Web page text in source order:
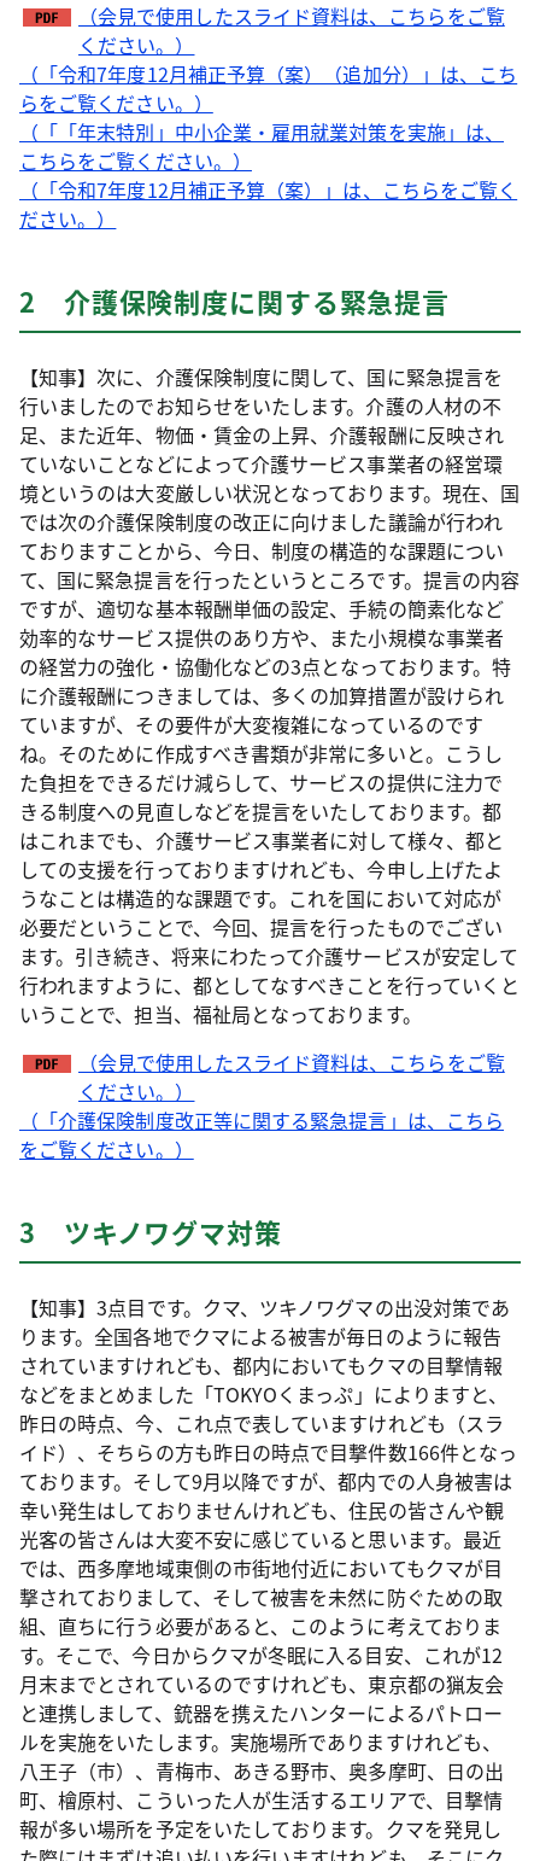
（会見で使用したスライド資料は、こちらをご覧
ください。）
（「令和7年度12月補正予算（案）（追加分）」は、こち
らをご覧ください。）
（「「年末特別」中小企業・雇用就業対策を実施」は、
こちらをご覧ください。）
（「令和7年度12月補正予算（案）」は、こちらをご覧く
ださい。）
2 介護保険制度に関する緊急提言
【知事】次に、介護保険制度に関して、国に緊急提言を
行いましたのでお知らせをいたします。介護の人材の不
足、また近年、物価・賃金の上昇、介護報酬に反映され
ていないことなどによって介護サービス事業者の経営環
境というのは大変厳しい状況となっております。現在、国
では次の介護保険制度の改正に向けました議論が行われ
ておりますことから、今日、制度の構造的な課題につい
て、国に緊急提言を行ったというところです。提言の内容
ですが、適切な基本報酬単価の設定、手続の簡素化など
効率的なサービス提供のあり方や、また小規模な事業者
の経営力の強化・協働化などの3点となっております。特
に介護報酬につきましては、多くの加算措置が設けられ
ていますが、その要件が大変複雑になっているのです
ね。そのために作成すべき書類が非常に多いと。こうし
た負担をできるだけ減らして、サービスの提供に注力で
きる制度への見直しなどを提言をいたしております。都
はこれまでも、介護サービス事業者に対して様々、都と
しての支援を行っておりますけれども、今申し上げたよ
うなことは構造的な課題です。これを国において対応が
必要だということで、今回、提言を行ったものでござい
ます。引き続き、将来にわたって介護サービスが安定して
行われますように、都としてなすべきことを行っていくと
いうことで、担当、福祉局となっております。
（会見で使用したスライド資料は、こちらをご覧
ください。）
（「介護保険制度改正等に関する緊急提言」は、こちら
をご覧ください。）
3 ツキノワグマ対策
【知事】3点目です。クマ、ツキノワグマの出没対策であ
ります。全国各地でクマによる被害が毎日のように報告
されていますけれども、都内においてもクマの目撃情報
などをまとめました「TOKYOくまっぷ」によりますと、
昨日の時点、今、これ点で表していますけれども（スラ
イド）、そちらの方も昨日の時点で目撃件数166件となっ
ております。そして9月以降ですが、都内での人身被害は
幸い発生はしておりませんけれども、住民の皆さんや観
光客の皆さんは大変不安に感じていると思います。最近
では、西多摩地域東側の市街地付近においてもクマが目
撃されておりまして、そして被害を未然に防ぐための取
組、直ちに行う必要があると、このように考えておりま
す。そこで、今日からクマが冬眠に入る目安、これが12
月末までとされているのですけれども、東京都の猟友会
と連携しまして、銃器を携えたハンターによるパトロー
ルを実施をいたします。実施場所でありますけれども、
八王子（市）、青梅市、あきる野市、奥多摩町、日の出
町、檜原村、こういった人が生活するエリアで、目撃情
報が多い場所を予定をいたしております。クマを発見し